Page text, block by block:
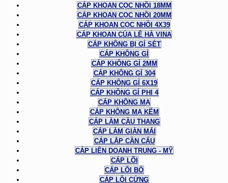
CÁP KHOAN CỌC NHỒI 18MM
CÁP KHOAN CỌC NHỒI 20MM
CÁP KHOAN CỌC NHỒI 4X39
CÁP KHOAN CỦA LÊ HÀ VINA
CÁP KHÔNG BỊ GỈ SÉT
CÁP KHÔNG GỈ
CÁP KHÔNG GỈ 2MM
CÁP KHÔNG GỈ 304
CÁP KHÔNG GỈ 6X19
CÁP KHÔNG GỈ PHI 4
CÁP KHÔNG MẠ
CÁP KHÔNG MẠ KẼM
CÁP LÀM CẦU THANG
CÁP LÀM GIÀN MÁI
CÁP LẮP CẦN CẨU
CÁP LIÊN DOANH TRUNG - MỸ
CÁP LÕI
CÁP LÕI BỐ
CÁP LÕI CỨNG